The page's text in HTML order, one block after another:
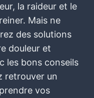
la raideur et le
Mais ne
des solutions
douleur et
les bons conseils
retrouver un
vos